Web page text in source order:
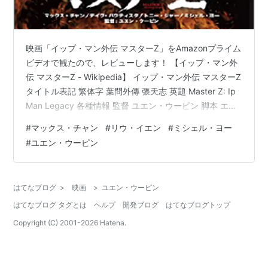
映画「イップ・マン外伝 マスターZ」をAmazonプライム
ビデオで観たので、レビューします！ 【イップ・マン外
伝 マスターZ - Wikipedia】 イップ・マン外伝 マスターZ
タイトル表記 繁体字 葉問外傳 張天志 英題 Master Z: Ip
Man Legacy 各種情報 監督 ユエン・ウーピン 脚本 エド
ン 出演者 マックス・チャンデイヴ・バウティスタミシェ
ル・ヨーリウ・イエン 音楽 デイ・タイ 撮影 セッペ・バ
ン・グリーケンデビッド・フー アクション指導 ユエン・
ン …
#マックス・チャン #リウ・イエン #ミシェル・ヨー
#ユエン・ウーピン
はてなブログ > 映画 > ユエン・ウーピン
はてなブログ タグとは
ヘルプ 開発ブログ
はてなブログトップ
Copyright (C) 2001-2026 Hatena.